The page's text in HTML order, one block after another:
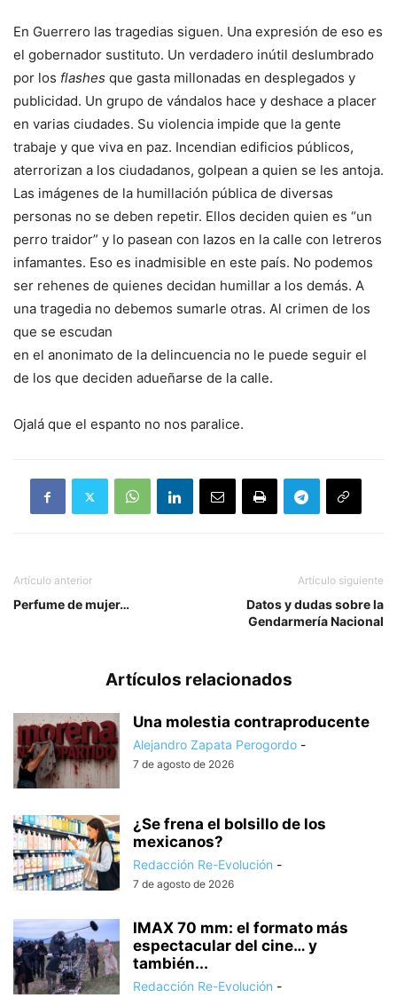
En Guerrero las tragedias siguen. Una expresión de eso es
el gobernador sustituto. Un verdadero inútil deslumbrado
por los flashes que gasta millonadas en desplegados y
publicidad. Un grupo de vándalos hace y deshace a placer
en varias ciudades. Su violencia impide que la gente
trabaje y que viva en paz. Incendian edificios públicos,
aterrorizan a los ciudadanos, golpean a quien se les antoja.
Las imágenes de la humillación pública de diversas
personas no se deben repetir. Ellos deciden quien es “un
perro traidor” y lo pasean con lazos en la calle con letreros
infamantes. Eso es inadmisible en este país. No podemos
ser rehenes de quienes decidan humillar a los demás. A
una tragedia no debemos sumarle otras. Al crimen de los
que se escudan
en el anonimato de la delincuencia no le puede seguir el
de los que deciden adueñarse de la calle.
Ojalá que el espanto no nos paralice.
Artículo anterior
Perfume de mujer…
Artículo siguiente
Datos y dudas sobre la
Gendarmería Nacional
Artículos relacionados
Una molestia contraproducente
Alejandro Zapata Perogordo -
7 de agosto de 2026
¿Se frena el bolsillo de los
mexicanos?
Redacción Re-Evolución -
7 de agosto de 2026
IMAX 70 mm: el formato más
espectacular del cine… y
también...
Redacción Re-Evolución -